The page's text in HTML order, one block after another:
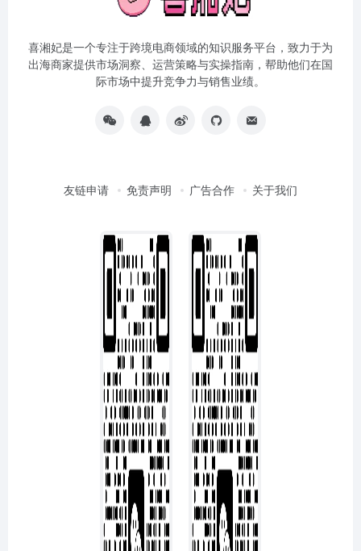
喜湘妃是一个专注于跨境电商领域的知识服务平台，致力于为
出海商家提供市场洞察、运营策略与实操指南，帮助他们在国
际市场中提升竞争力与销售业绩。
友链申请 免责声明 广告合作 关于我们